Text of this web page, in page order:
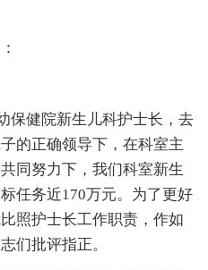
健院新生儿科护士长，去
的正确领导下，在科室主
同努力下，我们科室新生
任务近170万元。为了更好
照护士长工作职责，作如
们批评指正。